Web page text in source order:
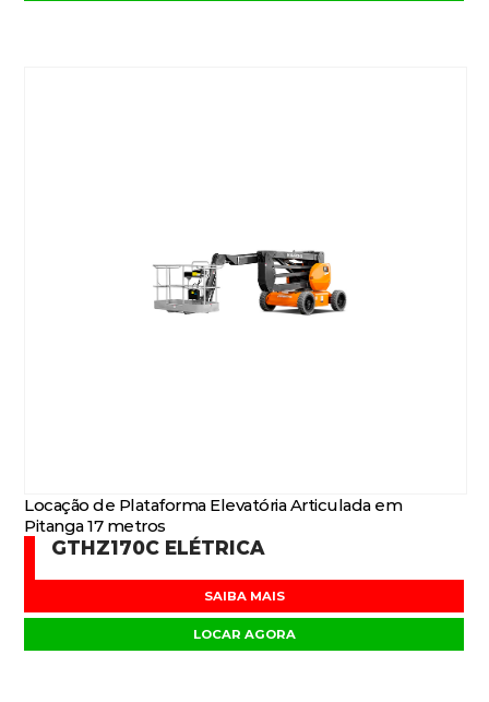
Locação de Plataforma Elevatória Articulada em
Pitanga 17 metros
GTHZ170C ELÉTRICA
SAIBA MAIS
LOCAR AGORA